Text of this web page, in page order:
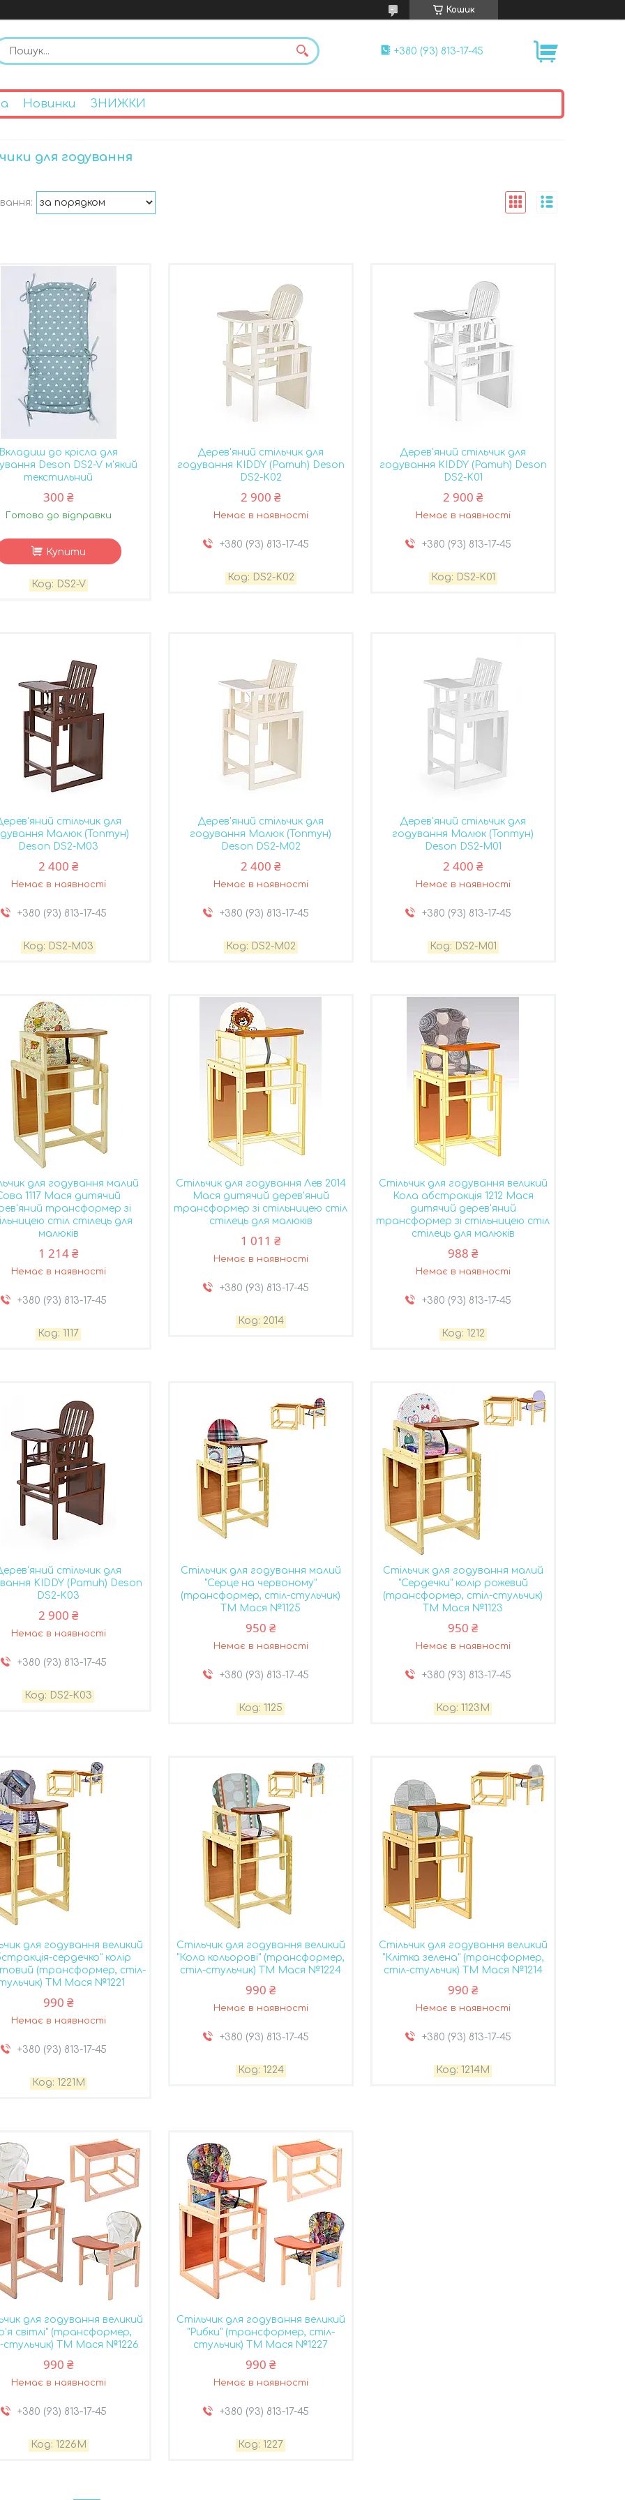
Кошик
+380 (93) 813-17-45
Новинки ЗНИЖКИ
для годування
до крісла для
Deson DS2-V м'який
текстильний
300 ₴
Готово до відправки
Купити
DS2-V
Дерев'яний стільчик для
годування KIDDY (Pamuh) Deson
DS2-K02
2 900 ₴
Немає в наявності
+380 (93) 813-17-45
DS2-K02
Дерев'яний стільчик для
годування KIDDY (Pamuh) Deson
DS2-K01
2 900 ₴
Немає в наявності
+380 (93) 813-17-45
DS2-K01
стільчик для
Малюк (Топтун)
Deson DS2-M03
2 400 ₴
Немає в наявності
+380 (93) 813-17-45
DS2-M03
Дерев'яний стільчик для
годування Малюк (Топтун)
Deson DS2-M02
2 400 ₴
Немає в наявності
+380 (93) 813-17-45
DS2-M02
Дерев'яний стільчик для
годування Малюк (Топтун)
Deson DS2-M01
2 400 ₴
Немає в наявності
+380 (93) 813-17-45
DS2-M01
для годування малий
1117 Мася дитячий
трансформер зі
стіл стілець для
малюків
1 214 ₴
Немає в наявності
+380 (93) 813-17-45
1117
Стільчик для годування Лев 2014
Мася дитячий дерев'яний
трансформер зі стільницею стіл
стілець для малюків
1 011 ₴
Немає в наявності
+380 (93) 813-17-45
2014
Стільчик для годування великий
Кола абстракція 1212 Мася
дитячий дерев'яний
трансформер зі стільницею стіл
стілець для малюків
988 ₴
Немає в наявності
+380 (93) 813-17-45
1212
стільчик для
KIDDY (Pamuh) Deson
DS2-K03
2 900 ₴
Немає в наявності
+380 (93) 813-17-45
DS2-K03
Стільчик для годування малий
"Серце на червоному"
(трансформер, стіл-стульчик)
ТМ Мася №1125
950 ₴
Немає в наявності
+380 (93) 813-17-45
1125
Стільчик для годування малий
"Сердечки" колір рожевий
(трансформер, стіл-стульчик)
ТМ Мася №1123
950 ₴
Немає в наявності
+380 (93) 813-17-45
1123M
для годування великий
сердечко" колір
(трансформер, стіл-
ТМ Мася №1221
990 ₴
Немає в наявності
+380 (93) 813-17-45
1221M
Стільчик для годування великий
"Кола кольорові" (трансформер,
стіл-стульчик) ТМ Мася №1224
990 ₴
Немає в наявності
+380 (93) 813-17-45
1224
Стільчик для годування великий
"Клітка зелена" (трансформер,
стіл-стульчик) ТМ Мася №1214
990 ₴
Немає в наявності
+380 (93) 813-17-45
1214M
для годування великий
світлі" (трансформер,
стульчик) ТМ Мася №1226
990 ₴
Немає в наявності
+380 (93) 813-17-45
1226M
Стільчик для годування великий
"Рибки" (трансформер, стіл-
стульчик) ТМ Мася №1227
990 ₴
Немає в наявності
+380 (93) 813-17-45
1227